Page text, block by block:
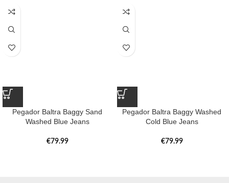
Pegador Baltra Baggy Sand
Washed Blue Jeans
€79.99
Pegador Baltra Baggy Washed
Cold Blue Jeans
€79.99